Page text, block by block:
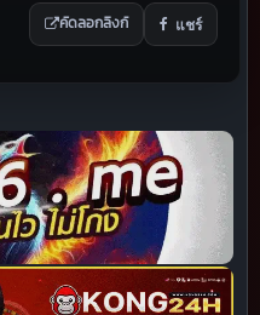
คัดลอกลิงก์ แชร์